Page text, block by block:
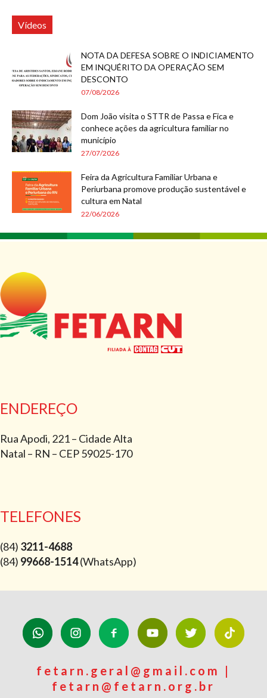
Vídeos
NOTA DA DEFESA SOBRE O INDICIAMENTO
EM INQUÉRITO DA OPERAÇÃO SEM
DESCONTO
07/08/2026
Dom João visita o STTR de Passa e Fica e
conhece ações da agricultura familiar no
município
27/07/2026
Feira da Agricultura Familiar Urbana e
Periurbana promove produção sustentável e
cultura em Natal
22/06/2026
ENDEREÇO
Rua Apodi, 221 – Cidade Alta
Natal – RN – CEP 59025-170
TELEFONES
(84) 3211-4688
(84) 99668-1514(WhatsApp)
fetarn.geral@gmail.com |
fetarn@fetarn.org.br